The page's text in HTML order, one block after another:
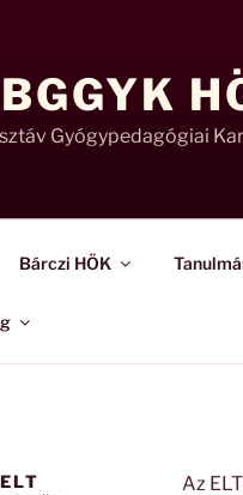
Gyógypedagógiai
Bárczi HÖK
Az